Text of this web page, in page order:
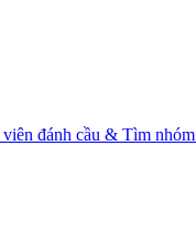
đánh cầu & Tìm